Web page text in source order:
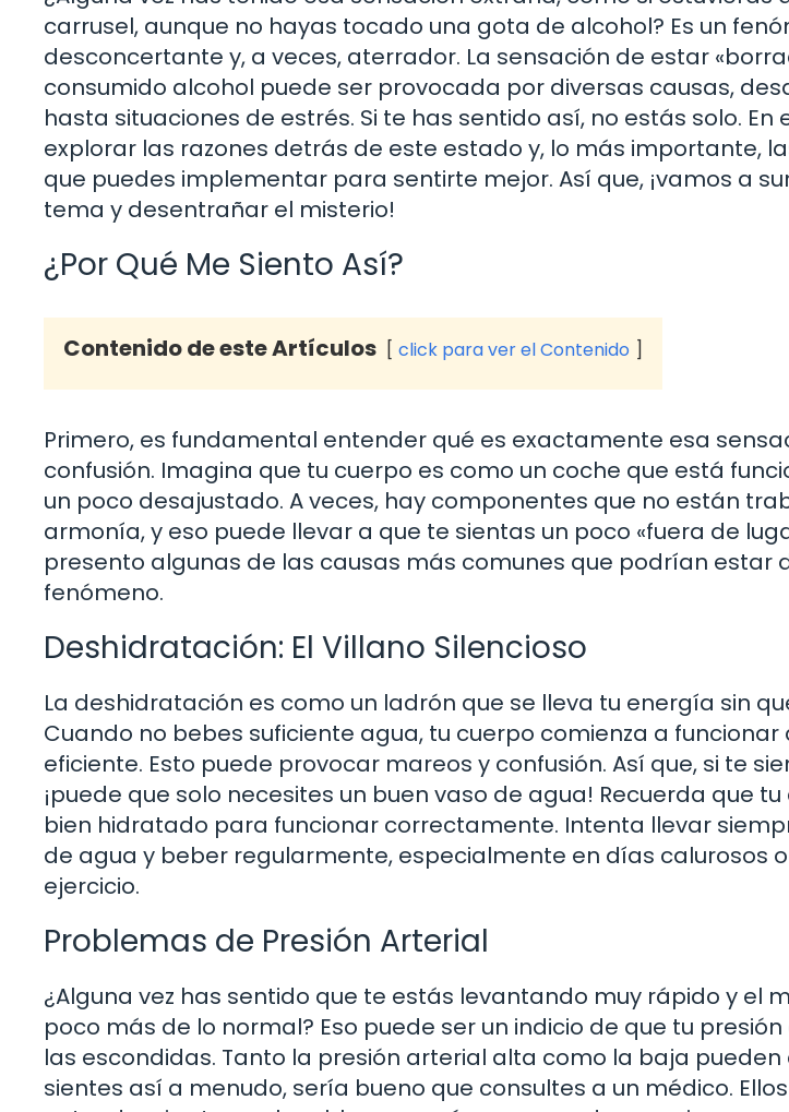
carrusel, aunque no hayas tocado una gota de alcohol? Es un
desconcertante y, a veces, aterrador. La sensación de estar
consumido alcohol puede ser provocada por diversas causas,
hasta situaciones de estrés. Si te has sentido así, no estás solo.
explorar las razones detrás de este estado y, lo más importante,
que puedes implementar para sentirte mejor. Así que, ¡vamos a
tema y desentrañar el misterio!
¿Por Qué Me Siento Así?
Contenido de este Artículos click para ver el Contenido
Primero, es fundamental entender qué es exactamente esa
confusión. Imagina que tu cuerpo es como un coche que está
un poco desajustado. A veces, hay componentes que no están
armonía, y eso puede llevar a que te sientas un poco «fuera de
presento algunas de las causas más comunes que podrían estar
fenómeno.
Deshidratación: El Villano Silencioso
La deshidratación es como un ladrón que se lleva tu energía sin
Cuando no bebes suficiente agua, tu cuerpo comienza a
eficiente. Esto puede provocar mareos y confusión. Así que, si te
¡puede que solo necesites un buen vaso de agua! Recuerda que
bien hidratado para funcionar correctamente. Intenta llevar
de agua y beber regularmente, especialmente en días calurosos
ejercicio.
Problemas de Presión Arterial
¿Alguna vez has sentido que te estás levantando muy rápido y el
poco más de lo normal? Eso puede ser un indicio de que tu
las escondidas. Tanto la presión arterial alta como la baja pueden
sientes así a menudo, sería bueno que consultes a un médico.